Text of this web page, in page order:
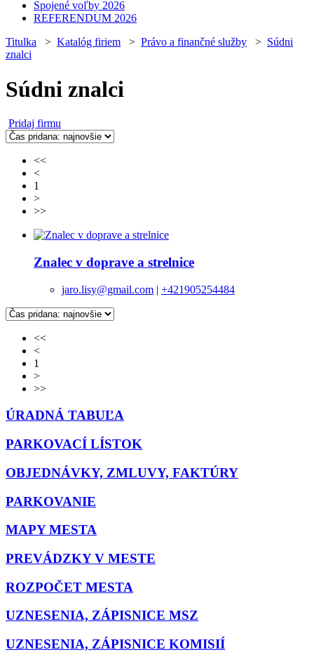
Spojené voľby 2026
REFERENDUM 2026
Titulka > Katalóg firiem > Právo a finančné služby > Súdni
znalci
Súdni znalci
Pridaj firmu
<<
<
1
>
>>
Znalec v doprave a strelnice
jaro.lisy@gmail.com | +421905254484
<<
<
1
>
>>
ÚRADNÁ TABUĽA
PARKOVACÍ LÍSTOK
OBJEDNÁVKY, ZMLUVY, FAKTÚRY
PARKOVANIE
MAPY MESTA
PREVÁDZKY V MESTE
ROZPOČET MESTA
UZNESENIA, ZÁPISNICE MSZ
UZNESENIA, ZÁPISNICE KOMISIÍ